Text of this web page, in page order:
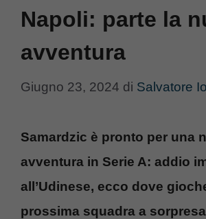
Napoli: parte la
avventura
Giugno 23, 2024 di Salvatore
Samardzic è pronto per una
avventura in Serie A: addio
all’Udinese, ecco dove
prossima squadra a sorpresa